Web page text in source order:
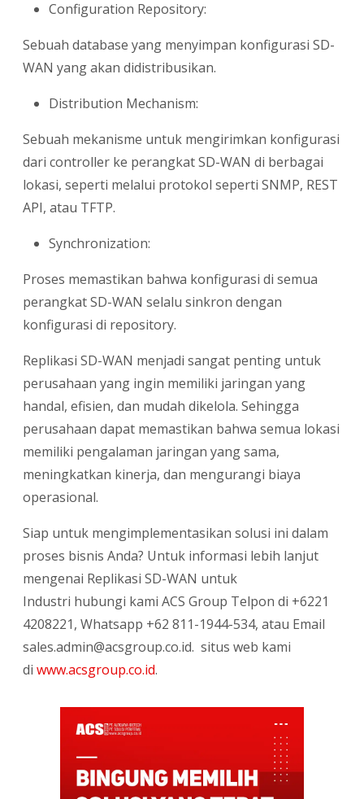
Configuration Repository:
Sebuah database yang menyimpan konfigurasi SD-
WAN yang akan didistribusikan.
Distribution Mechanism:
Sebuah mekanisme untuk mengirimkan konfigurasi
dari controller ke perangkat SD-WAN di berbagai
lokasi, seperti melalui protokol seperti SNMP, REST
API, atau TFTP.
Synchronization:
Proses memastikan bahwa konfigurasi di semua
perangkat SD-WAN selalu sinkron dengan
konfigurasi di repository.
Replikasi SD-WAN menjadi sangat penting untuk
perusahaan yang ingin memiliki jaringan yang
handal, efisien, dan mudah dikelola. Sehingga
perusahaan dapat memastikan bahwa semua lokasi
memiliki pengalaman jaringan yang sama,
meningkatkan kinerja, dan mengurangi biaya
operasional.
Siap untuk mengimplementasikan solusi ini dalam
proses bisnis Anda? Untuk informasi lebih lanjut
mengenai Replikasi SD-WAN untuk
Industri hubungi kami ACS Group Telpon di +6221
4208221, Whatsapp +62 811-1944-534, atau Email
sales.admin@acsgroup.co.id. situs web kami
di www.acsgroup.co.id.